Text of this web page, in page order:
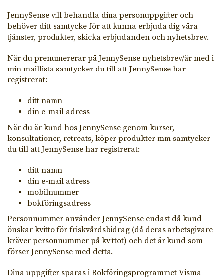
JennySense vill behandla dina personuppgifter och
behöver ditt samtycke för att kunna erbjuda dig våra
tjänster, produkter, skicka erbjudanden och nyhetsbrev.
När du prenumererar på JennySense nyhetsbrev/är med i
min maillista samtycker du till att JennySense har
registrerat:
ditt namn
din e-mail adress
När du är kund hos JennySense genom kurser,
konsultationer, retreats, köper produkter mm samtycker
du till att JennySense har registrerat:
ditt namn
din e-mail adress
mobilnummer
bokföringsadress
Personnummer använder JennySense endast då kund
önskar kvitto för friskvårdsbidrag (då deras arbetsgivare
kräver personnummer på kvittot) och det är kund som
förser JennySense med detta.
Dina uppgifter sparas i Bokföringsprogrammet Visma